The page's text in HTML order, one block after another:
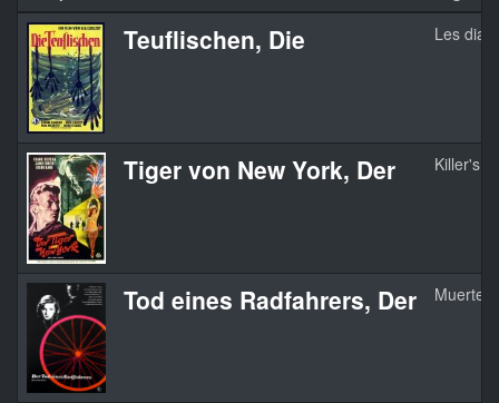
Teuflischen, Die Les
Tiger von New York, Der Killer's
Tod eines Radfahrers, Der Muerte